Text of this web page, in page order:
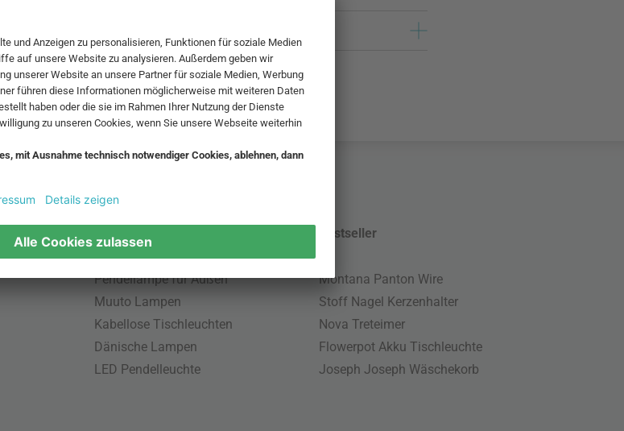
Beliebte Leuchten
Pendellampe für Außen
Muuto Lampen
Kabellose Tischleuchten
Dänische Lampen
LED Pendelleuchte
Bestseller
Montana Panton Wire
Stoff Nagel Kerzenhalter
Nova Treteimer
Flowerpot Akku Tischleuchte
Joseph Joseph Wäschekorb